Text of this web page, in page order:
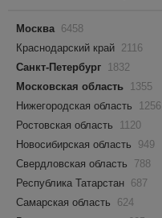
Москва 6458
Краснодарский край 2116
Санкт-Петербург
1832
Московская область
1355
Нижегородская область
1256
Ростовская область
1120
Новосибирская область
949
Свердловская область
788
Республика Татарстан 687
Самарская область
624